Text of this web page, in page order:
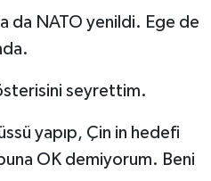
da NATO yenildi. Ege de
seyrettim.
yapıp, Çin in hedefi
OK demiyorum. Beni